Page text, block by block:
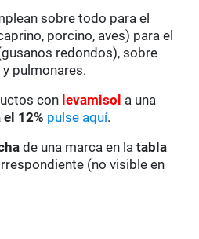
sobre todo para el
porcino, aves) para el
redondos), sobre
pulmonares.
con levamisol a una
el 12% pulse aquí.
de una marca en latabla
(no visible en